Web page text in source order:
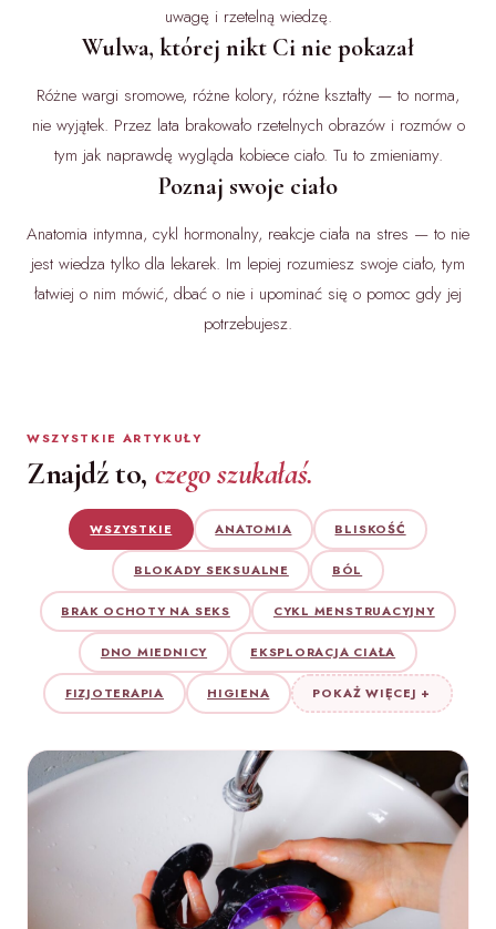
uwagę i rzetelną wiedzę.
Wulwa, której nikt Ci nie pokazał
Różne wargi sromowe, różne kolory, różne kształty — to norma,
nie wyjątek. Przez lata brakowało rzetelnych obrazów i rozmów o
tym jak naprawdę wygląda kobiece ciało. Tu to zmieniamy.
Poznaj swoje ciało
Anatomia intymna, cykl hormonalny, reakcje ciała na stres — to nie
jest wiedza tylko dla lekarek. Im lepiej rozumiesz swoje ciało, tym
łatwiej o nim mówić, dbać o nie i upominać się o pomoc gdy jej
potrzebujesz.
WSZYSTKIE ARTYKUŁY
Znajdź to, czego szukałaś.
WSZYSTKIE ANATOMIA BLISKOŚĆ
BLOKADY SEKSUALNE BÓL
BRAK OCHOTY NA SEKS CYKL MENSTRUACYJNY
DNO MIEDNICY EKSPLORACJA CIAŁA
FIZJOTERAPIA HIGIENA POKAŻ WIĘCEJ +